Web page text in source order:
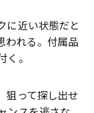
に近い状態だと
われる。付属品
く。
狙って探し出せ